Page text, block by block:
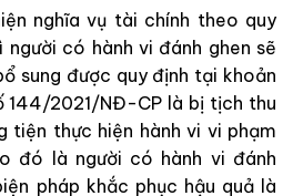
nghĩa vụ tài chính theo quy
có hành vi đánh ghen sẽ
sung được quy định tại khoản
144/2021/NĐ-CP là bị tịch thu
tiện thực hiện hành vi vi phạm
đó là người có hành vi đánh
pháp khắc phục hậu quả là